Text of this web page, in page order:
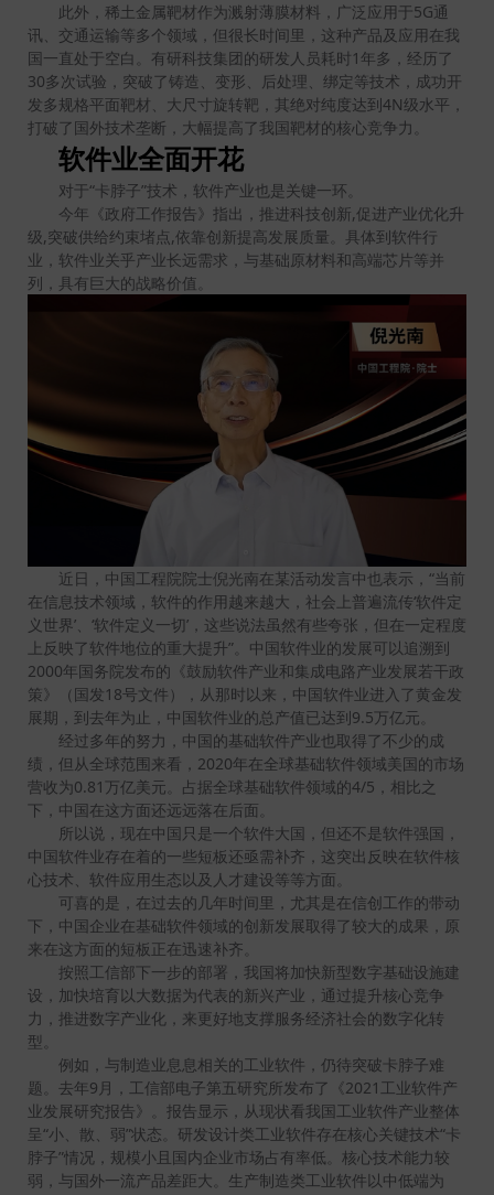
此外，稀土金属靶材作为溅射薄膜材料，广泛应用于5G通
讯、交通运输等多个领域，但很长时间里，这种产品及应用在我
国一直处于空白。有研科技集团的研发人员耗时1年多，经历了
30多次试验，突破了铸造、变形、后处理、绑定等技术，成功开
发多规格平面靶材、大尺寸旋转靶，其绝对纯度达到4N级水平，
打破了国外技术垄断，大幅提高了我国靶材的核心竞争力。
软件业全面开花
对于“卡脖子”技术，软件产业也是关键一环。
今年《政府工作报告》指出，推进科技创新,促进产业优化升
级,突破供给约束堵点,依靠创新提高发展质量。具体到软件行
业，软件业关乎产业长远需求，与基础原材料和高端芯片等并
列，具有巨大的战略价值。
近日，中国工程院院士倪光南在某活动发言中也表示，“当前
在信息技术领域，软件的作用越来越大，社会上普遍流传‘软件定
义世界’、‘软件定义一切’，这些说法虽然有些夸张，但在一定程度
上反映了软件地位的重大提升”。中国软件业的发展可以追溯到
2000年国务院发布的《鼓励软件产业和集成电路产业发展若干政
策》（国发18号文件），从那时以来，中国软件业进入了黄金发
展期，到去年为止，中国软件业的总产值已达到9.5万亿元。
经过多年的努力，中国的基础软件产业也取得了不少的成
绩，但从全球范围来看，2020年在全球基础软件领域美国的市场
营收为0.81万亿美元。占据全球基础软件领域的4/5，相比之
下，中国在这方面还远远落在后面。
所以说，现在中国只是一个软件大国，但还不是软件强国，
中国软件业存在着的一些短板还亟需补齐，这突出反映在软件核
心技术、软件应用生态以及人才建设等等方面。
可喜的是，在过去的几年时间里，尤其是在信创工作的带动
下，中国企业在基础软件领域的创新发展取得了较大的成果，原
来在这方面的短板正在迅速补齐。
按照工信部下一步的部署，我国将加快新型数字基础设施建
设，加快培育以大数据为代表的新兴产业，通过提升核心竞争
力，推进数字产业化，来更好地支撑服务经济社会的数字化转
型。
例如，与制造业息息相关的工业软件，仍待突破卡脖子难
题。去年9月，工信部电子第五研究所发布了《2021工业软件产
业发展研究报告》。报告显示，从现状看我国工业软件产业整体
呈“小、散、弱”状态。研发设计类工业软件存在核心关键技术“卡
脖子”情况，规模小且国内企业市场占有率低。核心技术能力较
弱，与国外一流产品差距大。生产制造类工业软件以中低端为